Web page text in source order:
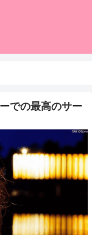
での最高のサー